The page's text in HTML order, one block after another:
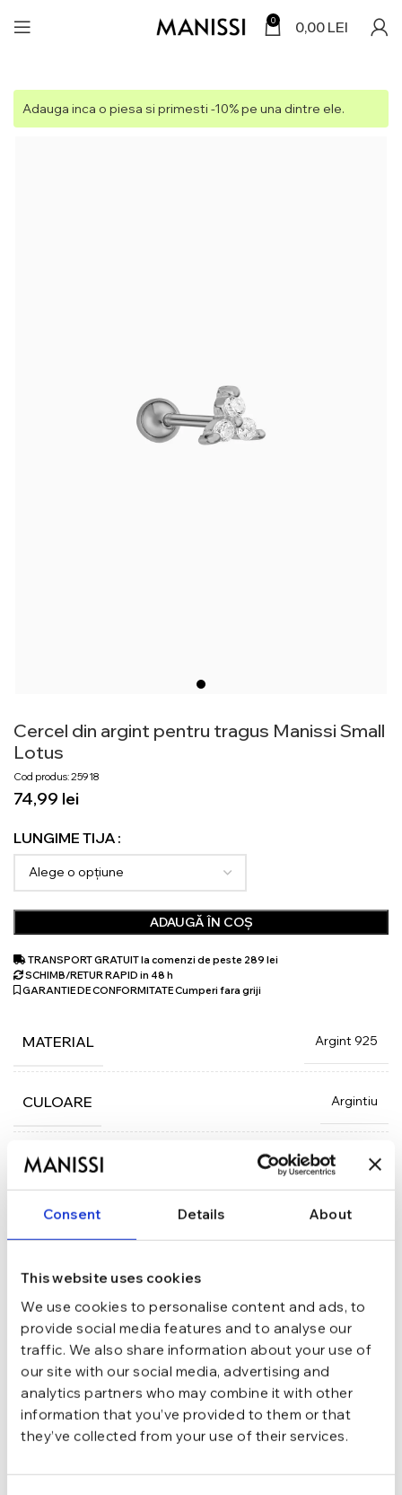
Consent Details About
This website uses cookies
We use cookies to personalise content and ads, to
provide social media features and to analyse our
traffic. We also share information about your use of
our site with our social media, advertising and
analytics partners who may combine it with other
information that you’ve provided to them or that
they’ve collected from your use of their services.
0 0,00 LEI
Adauga inca o piesa si primesti -10% pe una dintre ele.
Cercel din argint pentru tragus Manissi Small
Lotus
Cod produs: 25918
lei
LUNGIME TIJA
ADAUGĂ ÎN COȘ
TRANSPORT GRATUIT la comenzi de peste 289 lei
SCHIMB/RETUR RAPID in 48 h
GARANTIE DE CONFORMITATE Cumperi fara griji
MATERIAL Argint 925
CULOARE Argintiu
INCHIDERE Tija si biluta
LUNGIME TIJA 6 mm, 8 mm
GROSIME TIJA
TIP Cu pietre, Piercing
PIETRE zirconiu